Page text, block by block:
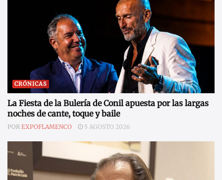
CRÓNICAS
La Fiesta de la Bulería de Conil apuesta por las largas
noches de cante, toque y baile
POR EXPOFLAMENCO 5 AGOSTO 2026